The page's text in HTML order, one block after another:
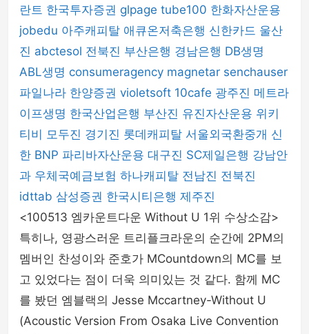
란트 한국투자증권 glpage tube100 한화자산운용
jobedu 아주캐피탈 애큐온저축은행 신한카드 울산
진 abctesol 전북진 부산은행 경남은행 DB생명
ABL생명 consumeragency magnetar senchauser
파일나라 한양증권 violetsoft 10cafe 광주진 메트라
이프생명 한국산업은행 부산진 유진자산운용 위키
티비 모두진 경기진 롯데캐피탈 서울외국환중개 신
한 BNP 파리바자산운용 대구진 SC제일은행 강남안
과 우체국예금보험 하나캐피탈 전남진 전북진
idttab 삼성증권 한국시티은행 제주진
<100513 엠카운트다운 Without U 1위 수상소감>
특히나, 영광스러운 트리플크라운의 순간에 2PM의
멤버인 찬성이와 준호가 MCountdown의 MC를 보
고 있었다는 점이 더욱 의미있는 것 같다. 함께 MC
를 봤던 엠블랙의 Jesse Mccartney-Without U
(Acoustic Version From Osaka Live Convention